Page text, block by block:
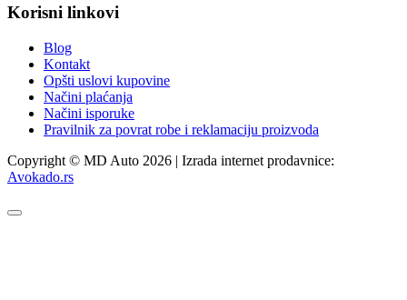
Korisni linkovi
Blog
Kontakt
Opšti uslovi kupovine
Načini plaćanja
Načini isporuke
Pravilnik za povrat robe i reklamaciju proizvoda
Copyright © MD Auto 2026 | Izrada internet prodavnice:
Avokado.rs